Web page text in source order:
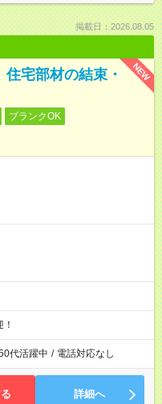
掲載日：2026.08.05
NEW
住宅部材の結束・
ブランクOK
代活躍中 / 電話対応なし
詳細へ